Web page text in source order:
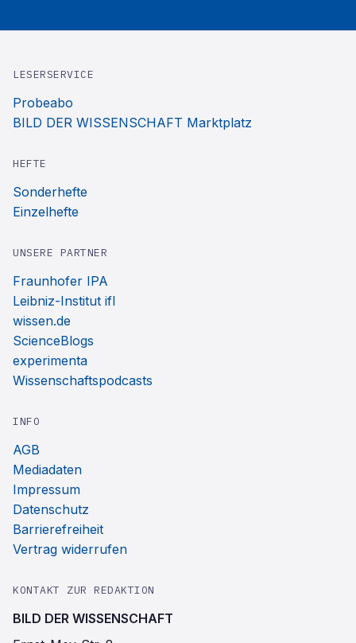
LESERSERVICE
Probeabo
BILD DER WISSENSCHAFT Marktplatz
HEFTE
Sonderhefte
Einzelhefte
UNSERE PARTNER
Fraunhofer IPA
Leibniz-Institut ifl
wissen.de
ScienceBlogs
experimenta
Wissenschaftspodcasts
INFO
AGB
Mediadaten
Impressum
Datenschutz
Barrierefreiheit
Vertrag widerrufen
KONTAKT ZUR REDAKTION
BILD DER WISSENSCHAFT